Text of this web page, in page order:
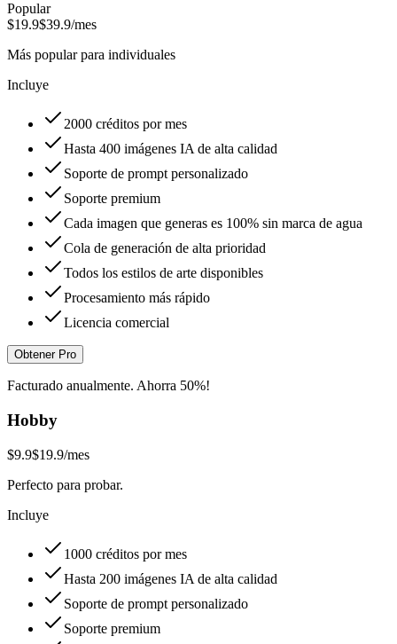
Popular
$19.9$39.9/mes
Más popular para individuales
Incluye
2000 créditos por mes
Hasta 400 imágenes IA de alta calidad
Soporte de prompt personalizado
Soporte premium
Cada imagen que generas es 100% sin marca de agua
Cola de generación de alta prioridad
Todos los estilos de arte disponibles
Procesamiento más rápido
Licencia comercial
Obtener Pro
Facturado anualmente. Ahorra 50%!
Hobby
$9.9$19.9/mes
Perfecto para probar.
Incluye
1000 créditos por mes
Hasta 200 imágenes IA de alta calidad
Soporte de prompt personalizado
Soporte premium